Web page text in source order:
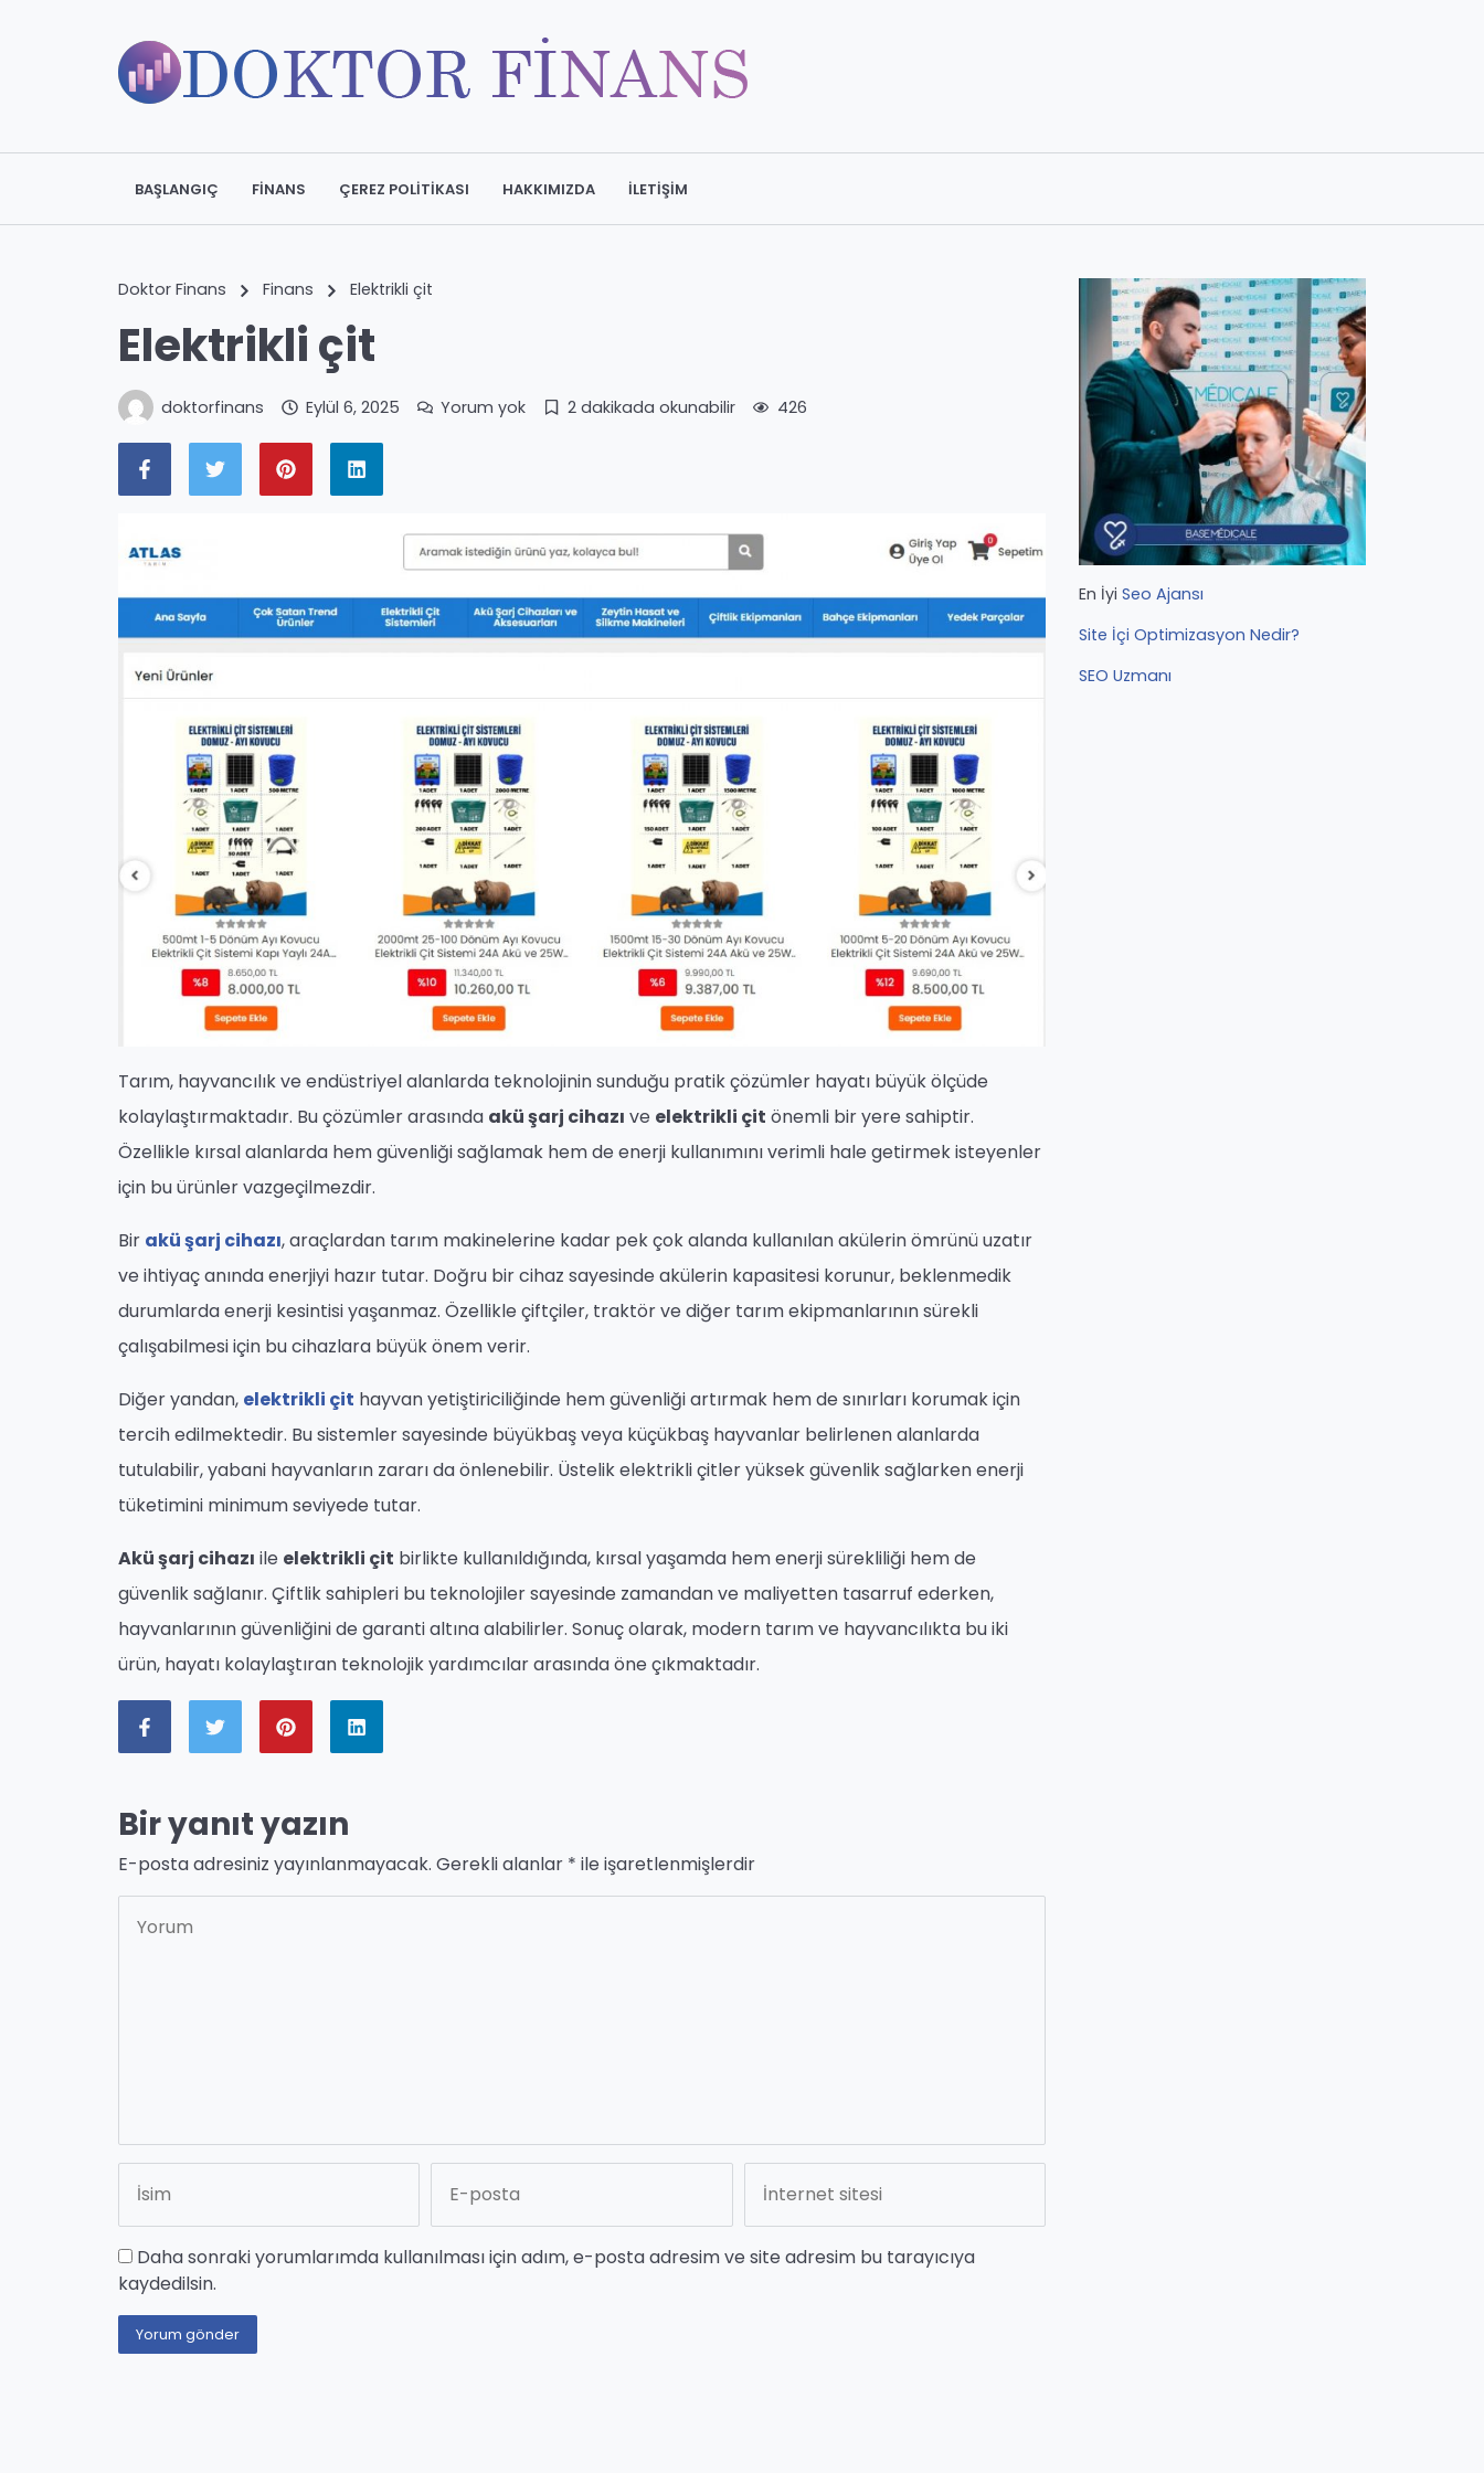
BAŞLANGIÇ FINANS ÇEREZ POLITIKASI HAKKIMIZDA İLETIŞIM
Doktor Finans Finans Elektrikli çit
Elektrikli çit
doktorfinans Eylül 6, 2025 Yorum yok 2 dakikada okunabilir 426
Tarım, hayvancılık ve endüstriyel alanlarda teknolojinin sunduğu pratik çözümler hayatı büyük ölçüde
kolaylaştırmaktadır. Bu çözümler arasında akü şarj cihazı ve elektrikli çit önemli bir yere sahiptir.
Özellikle kırsal alanlarda hem güvenliği sağlamak hem de enerji kullanımını verimli hale getirmek isteyenler
için bu ürünler vazgeçilmezdir.
Bir akü şarj cihazı, araçlardan tarım makinelerine kadar pek çok alanda kullanılan akülerin ömrünü uzatır
ve ihtiyaç anında enerjiyi hazır tutar. Doğru bir cihaz sayesinde akülerin kapasitesi korunur, beklenmedik
durumlarda enerji kesintisi yaşanmaz. Özellikle çiftçiler, traktör ve diğer tarım ekipmanlarının sürekli
çalışabilmesi için bu cihazlara büyük önem verir.
Diğer yandan, elektrikli çit hayvan yetiştiriciliğinde hem güvenliği artırmak hem de sınırları korumak için
tercih edilmektedir. Bu sistemler sayesinde büyükbaş veya küçükbaş hayvanlar belirlenen alanlarda
tutulabilir, yabani hayvanların zararı da önlenebilir. Üstelik elektrikli çitler yüksek güvenlik sağlarken enerji
tüketimini minimum seviyede tutar.
Akü şarj cihazı ile elektrikli çit birlikte kullanıldığında, kırsal yaşamda hem enerji sürekliliği hem de
güvenlik sağlanır. Çiftlik sahipleri bu teknolojiler sayesinde zamandan ve maliyetten tasarruf ederken,
hayvanlarının güvenliğini de garanti altına alabilirler. Sonuç olarak, modern tarım ve hayvancılıkta bu iki
ürün, hayatı kolaylaştıran teknolojik yardımcılar arasında öne çıkmaktadır.
Bir yanıt yazın
E-posta adresiniz yayınlanmayacak. Gerekli alanlar * ile işaretlenmişlerdir
Daha sonraki yorumlarımda kullanılması için adım, e-posta adresim ve site adresim bu tarayıcıya
kaydedilsin.
En İyi Seo Ajansı
Site İçi Optimizasyon Nedir?
SEO Uzmanı